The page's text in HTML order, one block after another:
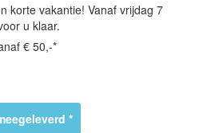
korte vakantie! Vanaf vrijdag 7
u klaar.
€ 50,-*
*